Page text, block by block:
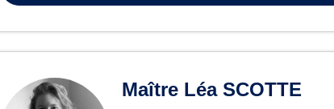
Maître Léa SCOTTE